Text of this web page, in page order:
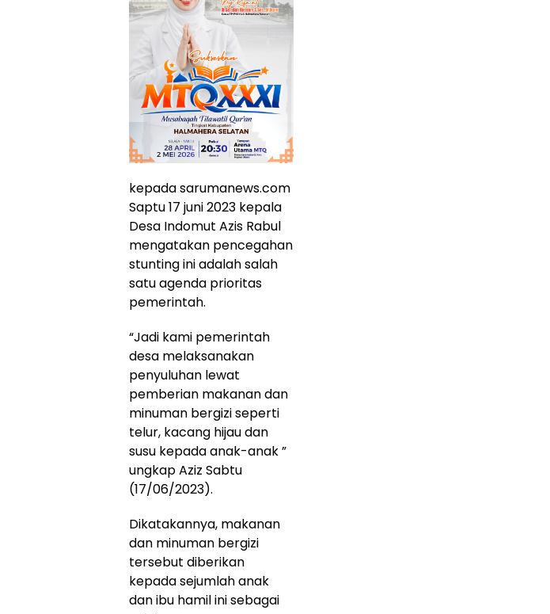
kepada sarumanews.com
Saptu 17 juni 2023 kepala
Desa Indomut Azis Rabul
mengatakan pencegahan
stunting ini adalah salah
satu agenda prioritas
pemerintah.
“Jadi kami pemerintah
desa melaksanakan
penyuluhan lewat
pemberian makanan dan
minuman bergizi seperti
telur, kacang hijau dan
susu kepada anak-anak ”
ungkap Aziz Sabtu
(17/06/2023).
Dikatakannya, makanan
dan minuman bergizi
tersebut diberikan
kepada sejumlah anak
dan ibu hamil ini sebagai